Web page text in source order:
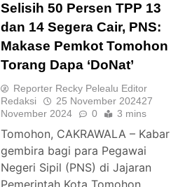
Selisih 50 Persen TPP 13
dan 14 Segera Cair, PNS:
Makase Pemkot Tomohon
Torang Dapa ‘DoNat’
Reporter Recky Pelealu Editor
Redaksi
25 November 202427
November 2024
0 3 mins
Tomohon, CAKRAWALA – Kabar
gembira bagi para Pegawai
Negeri Sipil (PNS) di Jajaran